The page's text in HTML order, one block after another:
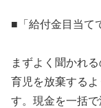
■「給付金目当て
まずよく聞かれ
育児を放棄する
す。現金を一括